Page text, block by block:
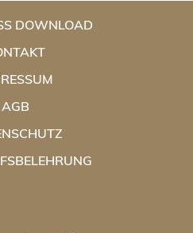
DOWNLOAD
AGB